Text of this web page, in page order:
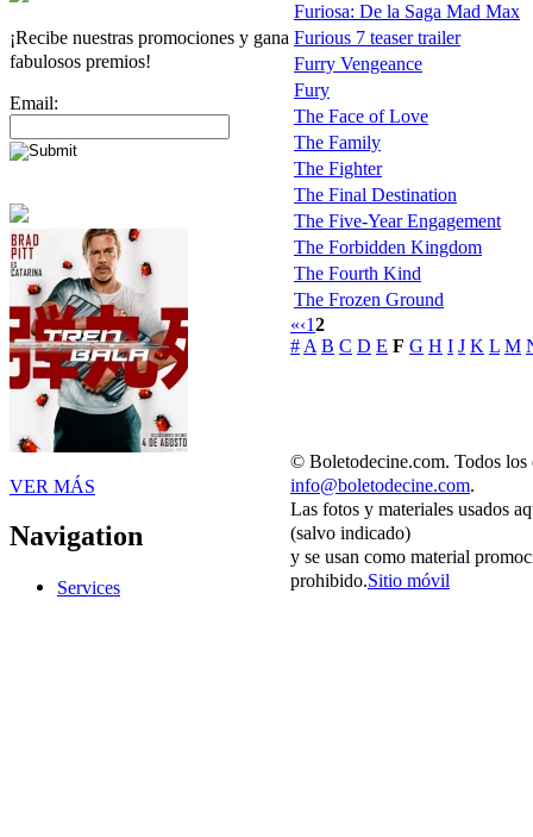
¡Recibe nuestras promociones y gana
fabulosos premios!
Email:
VER MÁS
Navigation
Services
Furiosa: De la Saga Mad Max
Furious 7 teaser trailer
Furry Vengeance
Fury
The Face of Love
The Family
The Fighter
The Final Destination
The Five-Year Engagement
The Forbidden Kingdom
The Fourth Kind
The Frozen Ground
«‹12
# A B C D E F G H I J K L M
© Boletodecine.com. Todos los
info@boletodecine.com.
Las fotos y materiales usados
(salvo indicado)
y se usan como material
prohibido.Sitio móvil